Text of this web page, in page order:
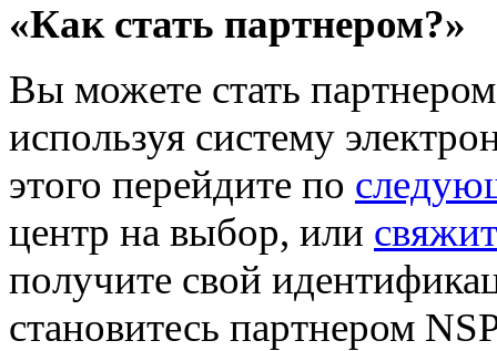
«Как стать партнером?»
Вы можете стать
используя систему
этого перейдите по
центр на выбор, или
получите свой
становитесь партнером